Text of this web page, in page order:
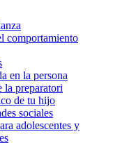
comportamiento
en la persona
la preparatori
de tu hijo
sociales
adolescentes y